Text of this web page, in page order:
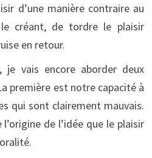
d’une manière contraire au
créant, de tordre le plaisir
en retour.
je vais encore aborder deux
première est notre capacité à
qui sont clairement mauvais.
de l’idée que le plaisir